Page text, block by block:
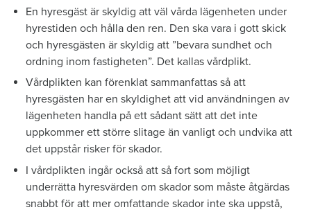
En hyresgäst är skyldig att väl vårda lägenheten under
hyrestiden och hålla den ren. Den ska vara i gott skick
och hyresgästen är skyldig att ”bevara sundhet och
ordning inom fastigheten”. Det kallas vårdplikt.
Vårdplikten kan förenklat sammanfattas så att
hyresgästen har en skyldighet att vid användningen av
lägenheten handla på ett sådant sätt att det inte
uppkommer ett större slitage än vanligt och undvika att
det uppstår risker för skador.
I vårdplikten ingår också att så fort som möjligt
underrätta hyresvärden om skador som måste åtgärdas
snabbt för att mer omfattande skador inte ska uppstå,